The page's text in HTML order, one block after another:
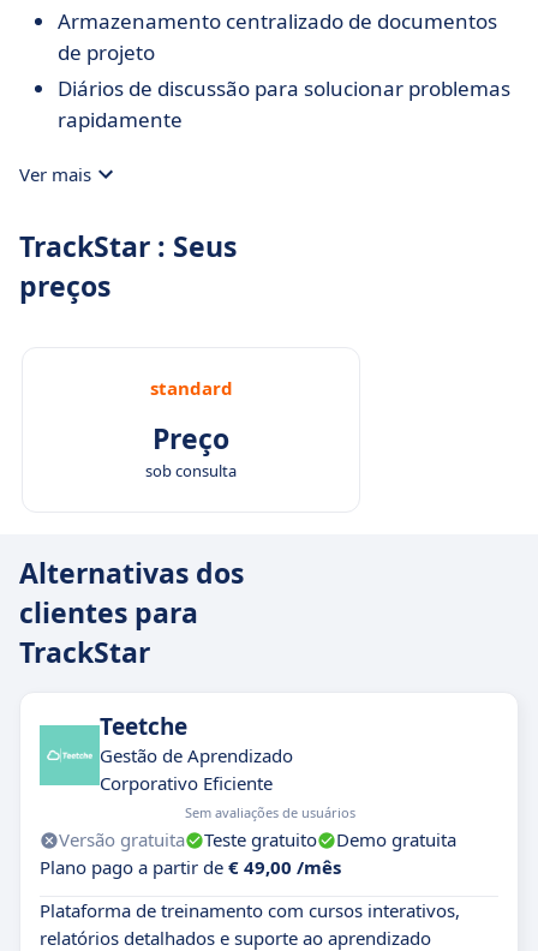
Armazenamento centralizado de documentos
de projeto
Diários de discussão para solucionar problemas
rapidamente
Ver mais
TrackStar : Seus
preços
standard
Preço
sob consulta
Alternativas dos
clientes para
TrackStar
Teetche
Gestão de Aprendizado
Corporativo Eficiente
Sem avaliações de usuários
Versão gratuita Teste gratuito
Demo gratuita
Plano pago a partir de € 49,00 /mês
Plataforma de treinamento com cursos interativos,
relatórios detalhados e suporte ao aprendizado